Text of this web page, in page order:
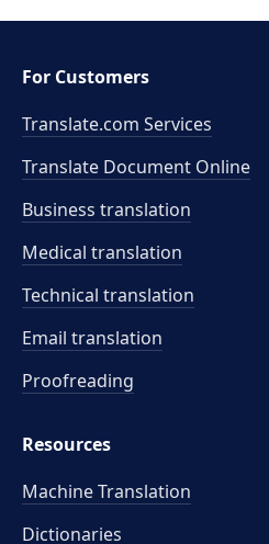
For Customers
Translate.com Services
Translate Document Online
Business translation
Medical translation
Technical translation
Email translation
Proofreading
Resources
Machine Translation
Dictionaries